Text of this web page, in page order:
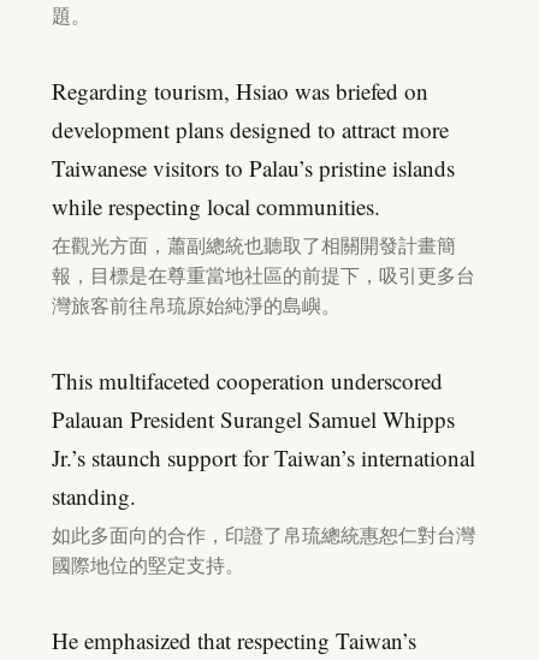
題。
Regarding tourism, Hsiao was briefed on
development plans designed to attract more
Taiwanese visitors to Palau’s pristine islands
while respecting local communities.
在觀光方面，蕭副總統也聽取了相關開發計畫簡
報，目標是在尊重當地社區的前提下，吸引更多台
灣旅客前往帛琉原始純淨的島嶼。
This multifaceted cooperation underscored
Palauan President Surangel Samuel Whipps
Jr.’s staunch support for Taiwan’s international
standing.
如此多面向的合作，印證了帛琉總統惠恕仁對台灣
國際地位的堅定支持。
He emphasized that respecting Taiwan’s